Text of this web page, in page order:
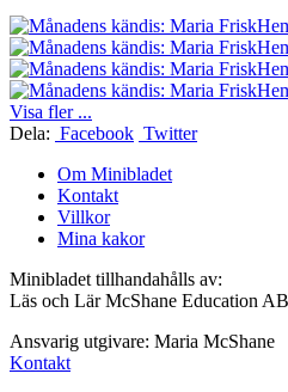
Visa fler ...
Dela: Facebook Twitter
Om Minibladet
Kontakt
Villkor
Mina kakor
Minibladet tillhandahålls av:
Läs och Lär McShane Education AB
Ansvarig utgivare: Maria McShane
Kontakt